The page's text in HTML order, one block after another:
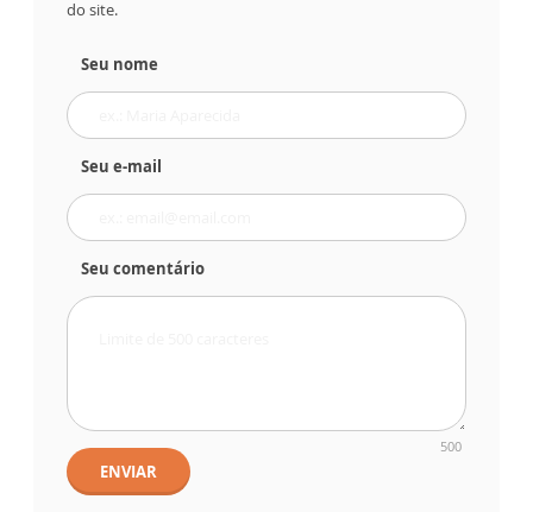
do site.
Seu nome
Seu e-mail
Seu comentário
500
ENVIAR